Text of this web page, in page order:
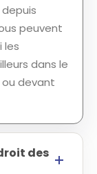
peuvent
les
dans le
devant
des